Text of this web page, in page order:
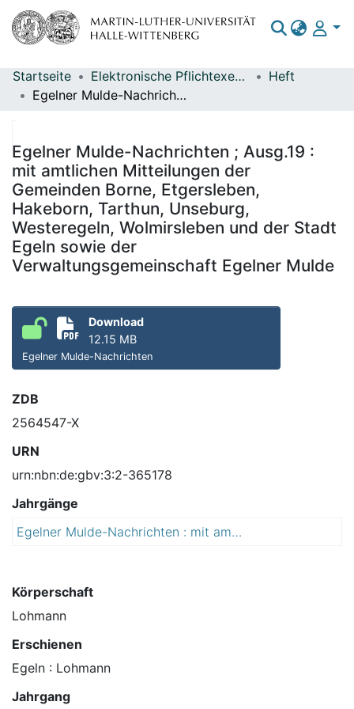
Bereiche & Sammlungen
Statistiken
Startseite Elektronische Pflichtexemplare
Heft
Egelner Mulde-Nachrichten ; Ausg.19 : mit amtlichen Mitteilungen der Gemeinden Borne, Etgersleben, Hakeborn, Tarthun, Unseburg, Westeregeln, Wolmirsleben und der Stadt Egeln sowie der Verwaltungsgemeinschaft Egelner Mulde
Egelner Mulde-Nachrichten ; Ausg.19 :
mit amtlichen Mitteilungen der
Gemeinden Borne, Etgersleben,
Hakeborn, Tarthun, Unseburg,
Westeregeln, Wolmirsleben und der Stadt
Egeln sowie der
Verwaltungsgemeinschaft Egelner Mulde
Download
12.15 MB
Egelner Mulde-Nachrichten
ZDB
2564547-X
URN
urn:nbn:de:gbv:3:2-365178
Jahrgänge
Egelner Mulde-Nachrichten : mit amtlichen Mitteilungen der Gemeinden Borne, Etgersleben, Hakeborn, Tarthun, Unseburg, Westeregeln, Wolmirsleben und der Stadt Egeln sowie der Verwaltungsgemeinschaft Egelner Mulde
Körperschaft
Lohmann
Erschienen
Egeln : Lohmann
Jahrgang